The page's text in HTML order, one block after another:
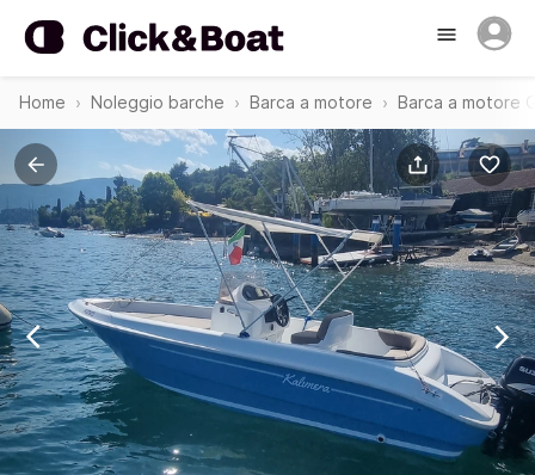
Home Noleggio barche Barca a motore Barca a motore